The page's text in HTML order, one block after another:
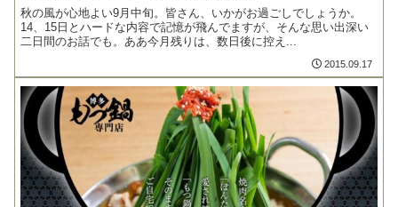
秋の風が心地よい9月中旬。皆さん、いかがお過ごしでしょうか。
14、15日とハードな内容で記憶が飛んでますが、そんな思い出深い
二日間のお話でも。ああ今月残りは、数日後に控え...
2015.09.17